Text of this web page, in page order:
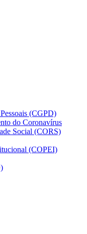
(CGPD)
do Coronavírus
Social (CORS)
(COPEI)